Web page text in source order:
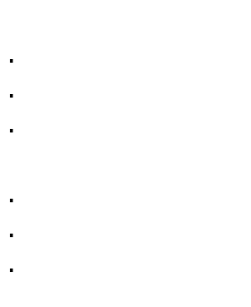
.
.
.
.
.
.